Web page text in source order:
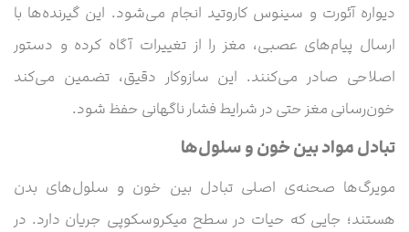
دیواره آئورت و سینوس کاروتید انجام می‌شود. این گیرنده‌ها با
ارسال پیام‌های عصبی، مغز را از تغییرات آگاه کرده و دستور
اصلاحی صادر می‌کنند. این سازوکار دقیق، تضمین می‌کند
خون‌رسانی مغز حتی در شرایط فشار ناگهانی حفظ شود.
تبادل مواد بین خون و سلول‌ها
مویرگ‌ها صحنه‌ی اصلی تبادل بین خون و سلول‌های بدن
هستند؛ جایی که حیات در سطح میکروسکوپی جریان دارد. در